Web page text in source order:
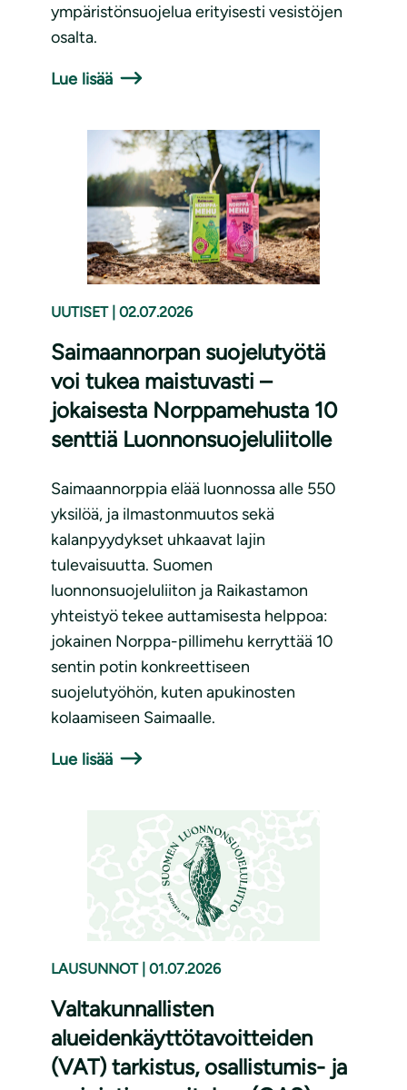
ympäristönsuojelua erityisesti vesistöjen
osalta.
Lue lisää
UUTISET 02.07.2026
Saimaannorpan suojelutyötä
voi tukea maistuvasti –
jokaisesta Norppamehusta 10
senttiä Luonnonsuojeluliitolle
Saimaannorppia elää luonnossa alle 550
yksilöä, ja ilmastonmuutos sekä
kalanpyydykset uhkaavat lajin
tulevaisuutta. Suomen
luonnonsuojeluliiton ja Raikastamon
yhteistyö tekee auttamisesta helppoa:
jokainen Norppa-pillimehu kerryttää 10
sentin potin konkreettiseen
suojelutyöhön, kuten apukinosten
kolaamiseen Saimaalle.
Lue lisää
LAUSUNNOT 01.07.2026
Valtakunnallisten
alueidenkäyttötavoitteiden
(VAT) tarkistus, osallistumis- ja